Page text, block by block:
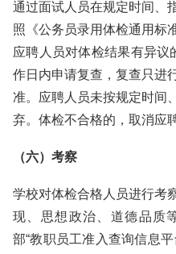
通过面试人员在规定时间、
照《公务员录用体检通用标
应聘人员对体检结果有异议
作日内申请复查，复查只进
准。应聘人员未按规定时间
弃。体检不合格的，取消应
（六）考察
学校对体检合格人员进行考
现、思想政治、道德品质
部“教职员工准入查询信息